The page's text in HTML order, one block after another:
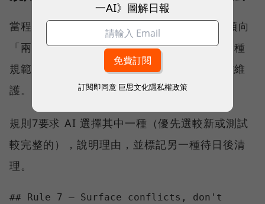
當程式庫中存在兩種相互矛盾的寫法時，AI 傾向
「兩種都照顧到」，寫出一個試圖同時滿足兩種
規範的程式碼。這比任何一種原始寫法都更難維
護。
規則7要求 AI 選擇其中一種（優先選較新或測試
較完整的），說明理由，並標記另一種待日後清
理。
## Rule 7 — Surface conflicts, don't
一AI》圖解日報
訂閱即同意 巨思文化隱私權政策